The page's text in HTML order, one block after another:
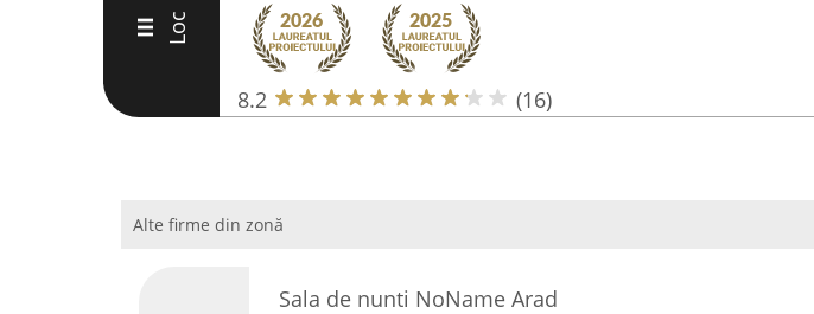
III Loc
8.2 (16)
Alte firme din zonă
Sala de nunti NoName Arad